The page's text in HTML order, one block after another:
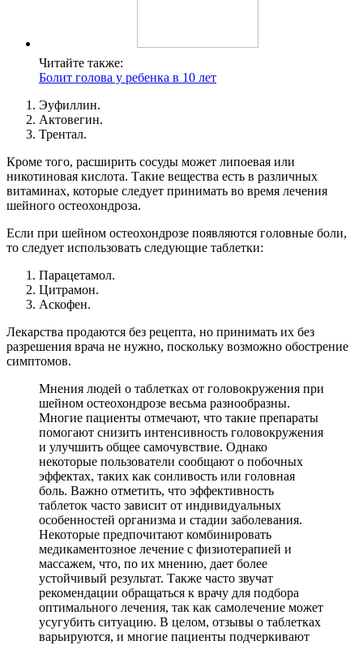
Читайте также:
Болит голова у ребенка в 10 лет
Эуфиллин.
Актовегин.
Трентал.
Кроме того, расширить сосуды может липоевая или
никотиновая кислота. Такие вещества есть в различных
витаминах, которые следует принимать во время лечения
шейного остеохондроза.
Если при шейном остеохондрозе появляются головные боли,
то следует использовать следующие таблетки:
Парацетамол.
Цитрамон.
Аскофен.
Лекарства продаются без рецепта, но принимать их без
разрешения врача не нужно, поскольку возможно обострение
симптомов.
Мнения людей о таблетках от головокружения при
шейном остеохондрозе весьма разнообразны.
Многие пациенты отмечают, что такие препараты
помогают снизить интенсивность головокружения
и улучшить общее самочувствие. Однако
некоторые пользователи сообщают о побочных
эффектах, таких как сонливость или головная
боль. Важно отметить, что эффективность
таблеток часто зависит от индивидуальных
особенностей организма и стадии заболевания.
Некоторые предпочитают комбинировать
медикаментозное лечение с физиотерапией и
массажем, что, по их мнению, дает более
устойчивый результат. Также часто звучат
рекомендации обращаться к врачу для подбора
оптимального лечения, так как самолечение может
усугубить ситуацию. В целом, отзывы о таблетках
варьируются, и многие пациенты подчеркивают